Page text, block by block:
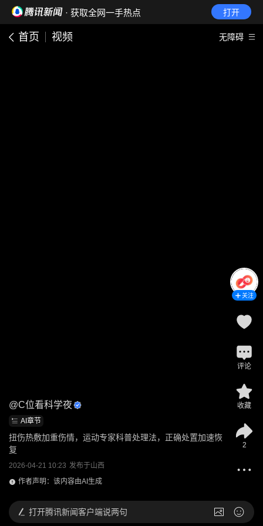
· 获取全网一手热点 打开
首页 视频 无障碍
@C位看科学夜
AI章节
扭伤热敷加重伤情，运动专家科普处理法，正确处置加速恢
复
2026-04-21 10:23 发布于山西
作者声明：该内容由AI生成
关注
评论
收藏
2
打开腾讯新闻客户端说两句